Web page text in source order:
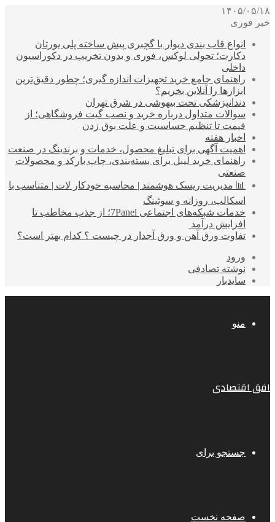
۱۴۰۵/۰۵/۱۸
خبر فوری
انواع قاب بندی دیوار با گچبری پیش ساخته پلی یورتان
دکارت؛ تحولی لوکس، فوری و بدون تخریب در دکوراسیون
داخلی
راهنمای جامع خرید تجهیزات اندازه گیری؛ چطور دقیق‌ترین
ابزارها را آنلاین بخریم؟
دندانپزشکی تحت بیهوشی در شرق تهران
سوالات متداول درباره خرید و نصب گیت فروشگاهی؛ از
قیمت تا تنظیم حساسیت و علت بوق زدن
اخبار هفته
اهمیت آگهی برای تبلیغ محصول، خدمات و برندینگ در صنعت
راهنمای خرید لیبل برای بسته‌بندی، چاپ بارکد و محصولات
صنعتی
📊 مدیریت ریسک هوشمند | محاسبه خودکار لات | متناسب با
اسکالپ، روزانه و سوئینگ
خدمات شبکه‌های اجتماعی 7Panel؛ از جذب مخاطب تا
افزایش درآمد
تفاوت ورق آهن و ورق آجدار در چیست ؟ کدام بهتر است؟
ورود
نوشته تصادفی
سایدبار
منو
افق اقتصادی
جستجو برای
صفحه نخست